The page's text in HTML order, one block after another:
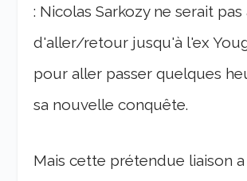
: Nicolas Sarkozy ne serait pas
d'aller/retour jusqu'à l'ex
pour aller passer quelques
sa nouvelle conquête.
Mais cette prétendue liaison